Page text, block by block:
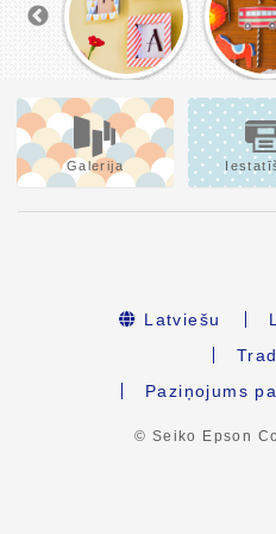
Galerija
Latviešu
Paziņojums
© Seiko Epson